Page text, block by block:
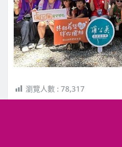
瀏覽人數 : 78,317